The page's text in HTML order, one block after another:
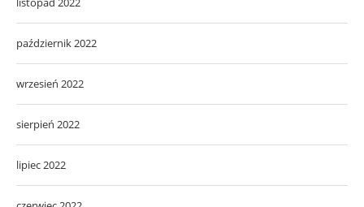
październik 2022
wrzesień 2022
sierpień 2022
lipiec 2022